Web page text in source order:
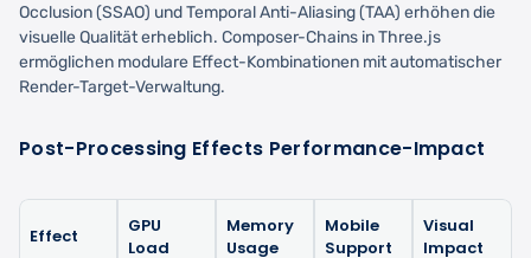
Occlusion (SSAO) und Temporal Anti-Aliasing (TAA) erhöhen die
visuelle Qualität erheblich. Composer-Chains in Three.js
ermöglichen modulare Effect-Kombinationen mit automatischer
Render-Target-Verwaltung.
Post-Processing Effects Performance-Impact
Effect
GPU
Load
Memory
Usage
Mobile
Support
Visual
Impact